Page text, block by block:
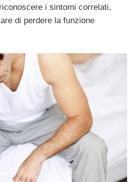
i sintomi correlati,
di perdere la funzione